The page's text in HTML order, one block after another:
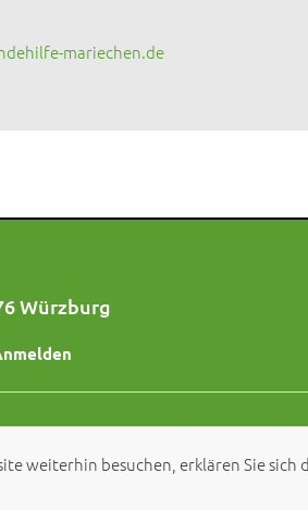
mariechen.de
Würzburg
weiterhin besuchen, erklären Sie